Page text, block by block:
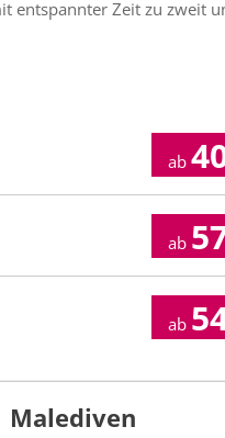
entspannter Zeit zu zweit
ab
ab
ab
Malediven